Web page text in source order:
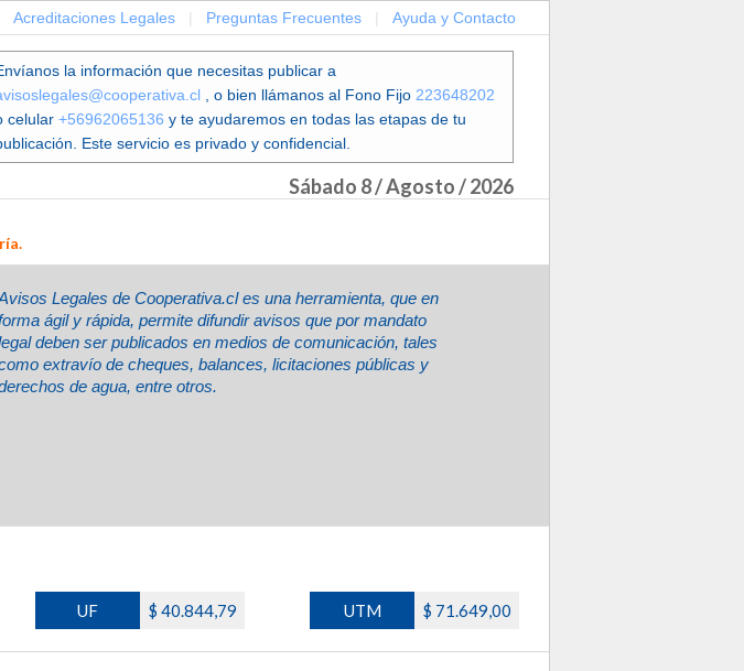
Acreditaciones Legales Preguntas Frecuentes Ayuda y Contacto
la información que necesitas publicar a
, o bien llámanos al Fono Fijo 223648202
celular +56962065136 y te ayudaremos en todas las etapas de tu
Este servicio es privado y confidencial.
Sábado 8 / Agosto / 2026
Legales de Cooperativa.cl es una herramienta, que en
ágil y rápida, permite difundir avisos que por mandato
deben ser publicados en medios de comunicación, tales
extravío de cheques, balances, licitaciones públicas y
de agua, entre otros.
UF $ 40.844,79 UTM $ 71.649,00